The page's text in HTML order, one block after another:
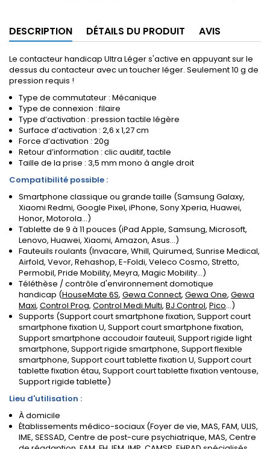
DESCRIPTION DÉTAILS DU PRODUIT AVIS
Le contacteur handicap Ultra Léger s'active en appuyant sur le
dessus du contacteur avec un toucher léger. Seulement 10 g de
pression requis !
Type de commutateur : Mécanique
Type de connexion : filaire
Type d’activation : pression tactile légère
Surface d’activation : 2,6 x 1,27 cm
Force d’activation : 20g
Retour d’information : clic auditif, tactile
Taille de la prise : 3,5 mm mono à angle droit
Compatibilité possible :
Smartphone classique ou grande taille (Samsung Galaxy,
Xiaomi Redmi, Google Pixel, iPhone, Sony Xperia, Huawei,
Honor, Motorola...)
Tablette de 9 à 11 pouces (iPad Apple, Samsung, Microsoft,
Lenovo, Huawei, Xiaomi, Amazon, Asus...)
Fauteuils roulants (Invacare, Whill, Quirumed, Sunrise Medical,
Airfold, Vevor, Rehashop, E-Foldi, Veleco Cosmo, Stretto,
Permobil, Pride Mobility, Meyra, Magic Mobility...)
Téléthèse / contrôle d'environnement domotique
handicap (HouseMate 6S, Gewa Connect, Gewa One, Gewa
Maxi, Control Prog, Control Medi Multi, BJ Control, Pico...)
Supports (Support court smartphone fixation, Support court
smartphone fixation U, Support court smartphone fixation,
Support smartphone accoudoir fauteuil, Support rigide light
smartphone, Support rigide smartphone, Support flexible
smartphone, Support court tablette fixation U, Support court
tablette fixation étau, Support court tablette fixation ventouse,
Support rigide tablette)
Lieu d'utilisation :
À domicile
Établissements médico-sociaux (Foyer de vie, MAS, FAM, ULIS,
IME, SESSAD, Centre de post-cure psychiatrique, MAS, Centre